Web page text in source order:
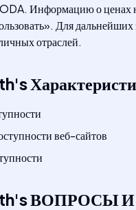
Информацию о ценах
Для
отраслей.
's
веб-сайтов
'sВОПРОСЫ